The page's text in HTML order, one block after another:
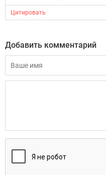
Цитировать
Добавить комментарий